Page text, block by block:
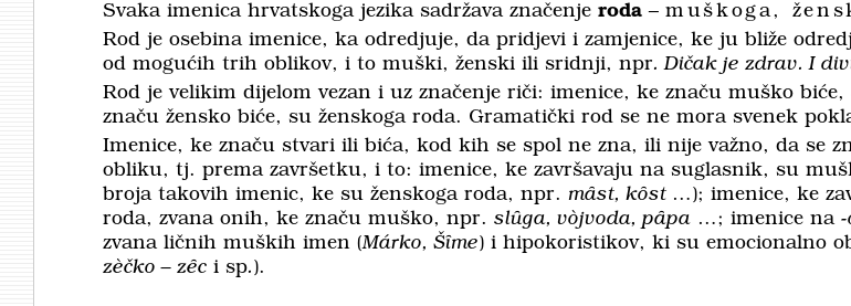
Svaka imenica hrvatskoga jezika sadržava značenje roda – muškoga,
Rod je osebina imenice, ka odredjuje, da pridjevi i zamjenice, ke ju bliže
od mogućih trih oblikov, i to muški, ženski ili sridnji, npr.Dičak je zdrav. I
Rod je velikim dijelom vezan i uz značenje riči: imenice, ke značu muško
značu žensko biće, su ženskoga roda. Gramatički rod se ne mora svenek
Imenice, ke značu stvari ili bića, kod kih se spol ne zna, ili nije važno, da se
obliku, tj. prema završetku, i to: imenice, ke završavaju na suglasnik, su
broja takovih imenic, ke su ženskoga roda, npr. mȃst, kȏst …); imenice, ke
roda, zvana onih, ke značu muško, npr. slȗga, vòjvoda, pȃpa …; imenice na -
zvana ličnih muških imen (Márko, Šȋme) i hipokoristikov, ki su emocionalno
zèčko – zȇc i sp.).